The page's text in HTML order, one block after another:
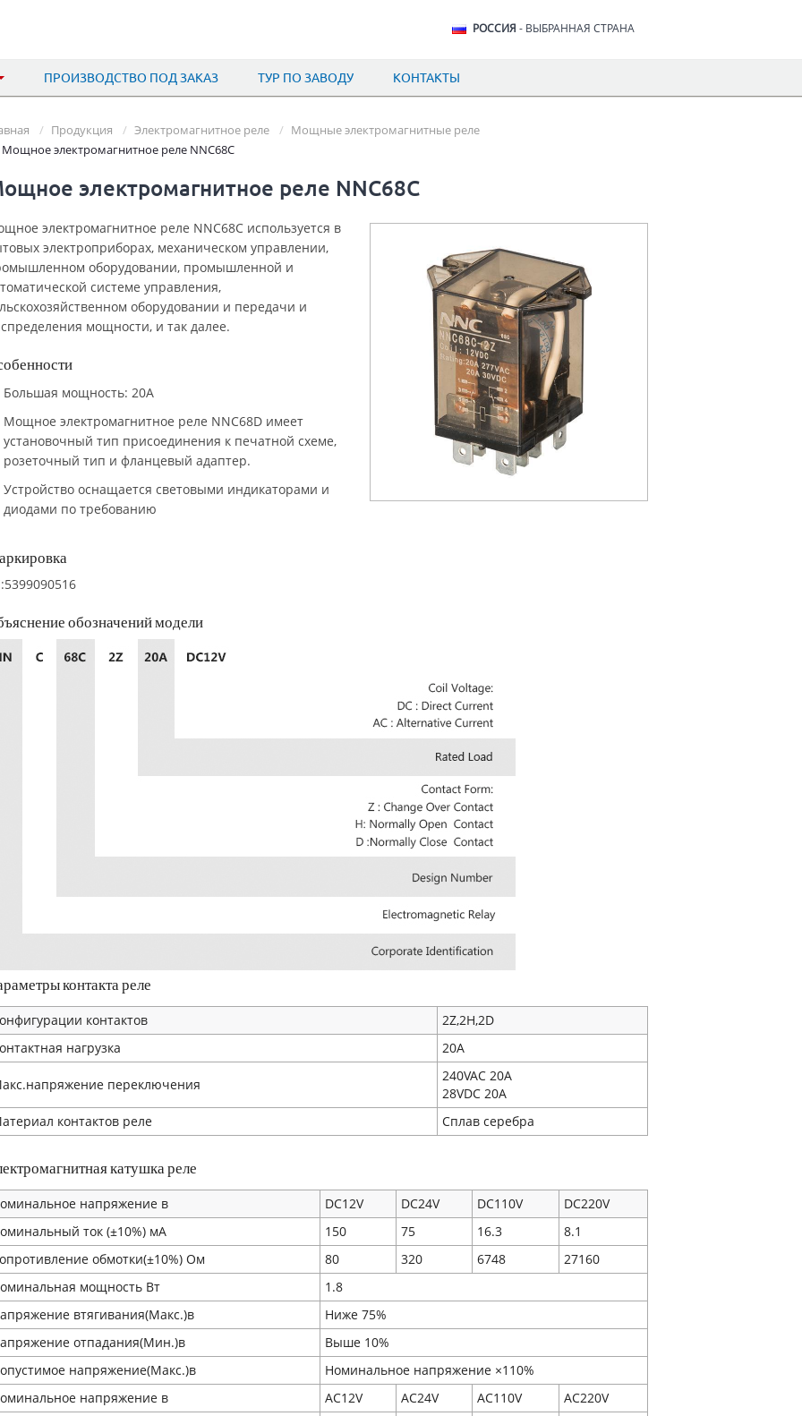
РОССИЯ - ВЫБРАННАЯ СТРАНА
ПРОИЗВОДСТВО ПОД ЗАКАЗ ТУР ПО ЗАВОДУ КОНТАКТЫ
Продукция Электромагнитное реле
Мощные электромагнитные реле
Мощное электромагнитное реле NNC68C
электромагнитное реле NNC68C
электромагнитное реле NNC68C используется в
электроприборах, механическом управлении,
оборудовании, промышленной и
системе управления,
оборудовании и передачи и
мощности, и так далее.
Большая мощность: 20A
Мощное электромагнитное реле NNC68D имеет
установочный тип присоединения к печатной схеме,
розеточный тип и фланцевый адаптер.
Устройство оснащается световыми индикаторами и
диодами по требованию
обозначений модели
контакта реле
контактов
2Z,2H,2D
нагрузка
20A
переключения
240VAC 20A
28VDC 20A
контактов реле
Сплав серебра
катушка реле
напряжение в DC12V DC24V DC110V
DC220V
ток (±10%) мA
150 75 16.3
8.1
обмотки(±10%) Ом
80 320 6748
27160
мощность Вт
1.8
втягивания(Макс.)в
Ниже 75%
отпадания(Мин.)в
Выше 10%
напряжение(Макс.)в
Номинальное напряжение ×110%
напряжение в
AC12V AC24V AC110V
AC220V